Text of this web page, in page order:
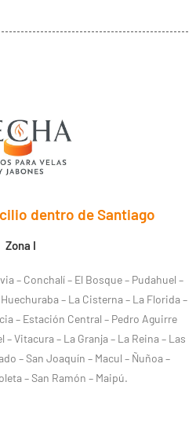
dentro de Santiago
Zona I
– Conchalí – El Bosque – Pudahuel –
– La Cisterna – La Florida –
– Estación Central – Pedro Aguirre
– Vitacura – La Granja – La Reina – Las
– San Joaquín – Macul – Ñuñoa –
– San Ramón – Maipú.